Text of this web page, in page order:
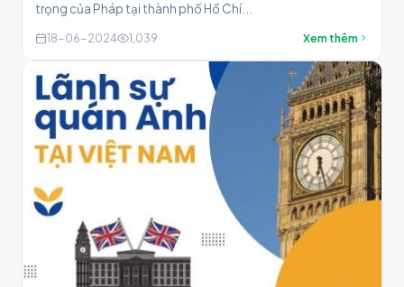
trọng của Pháp tại thành phố Hồ Chí...
18-06-2024 1,039 Xem thêm